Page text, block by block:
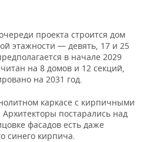
проекта строится дом
этажности — девять, 17 и 25
в начале 2029
на 8 домов и 12 секций,
на 2031 год.
каркасе с кирпичными
постарались над
фасадов есть даже
синего кирпича.